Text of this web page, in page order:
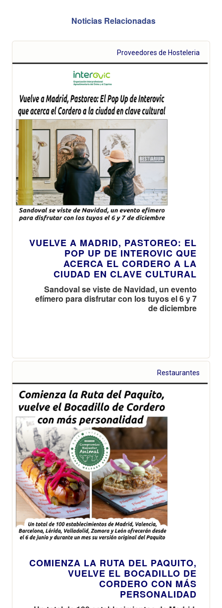
Noticias Relacionadas
Proveedores de Hosteleria
VUELVE A MADRID, PASTOREO: EL
POP UP DE INTEROVIC QUE
ACERCA EL CORDERO A LA
CIUDAD EN CLAVE CULTURAL
Sandoval se viste de Navidad, un evento
efímero para disfrutar con los tuyos el 6 y 7
de diciembre
Restaurantes
COMIENZA LA RUTA DEL PAQUITO,
VUELVE EL BOCADILLO DE
CORDERO CON MÁS
PERSONALIDAD